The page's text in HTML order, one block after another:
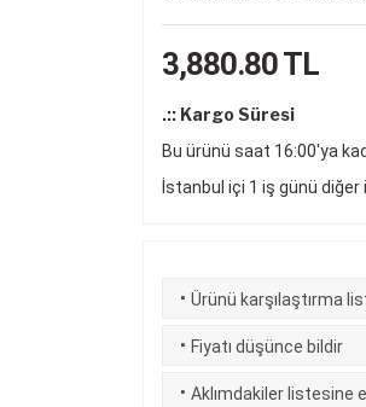
3,880.80TL
.:: Kargo Süresi
Bu ürünü saat 16:00'ya
İstanbul içi 1 iş günü diğer
· Ürünü karşılaştırma
· Fiyatı düşünce bildir
· Aklımdakiler listesine